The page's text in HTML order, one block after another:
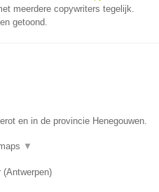
meerdere copywriters tegelijk.
getoond.
en in de provincie Henegouwen.
▼
(Antwerpen)